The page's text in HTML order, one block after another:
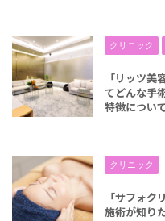
クリニック
「リッツ
てどんな手
特徴につい
クリニック
「サフォ
施術が知り